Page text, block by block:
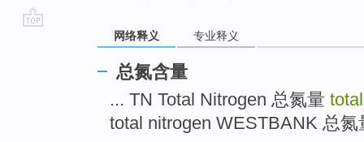
网络释义 专业释义
总氮含量
... TN Total Nitrogen 总氮量
total nitrogen WESTBANK 总氮